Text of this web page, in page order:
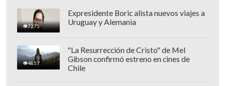
En esta nueva labor Barriga se sumará a
Luis Sandoval y Antonella Ríos, además
de Fuenzalida como animador.
7275
Expresidente Boric alista nuevos viajes a
Uruguay y Alemania
4857
"La Resurrección de Cristo" de Mel
Gibson confirmó estreno en cines de
Chile